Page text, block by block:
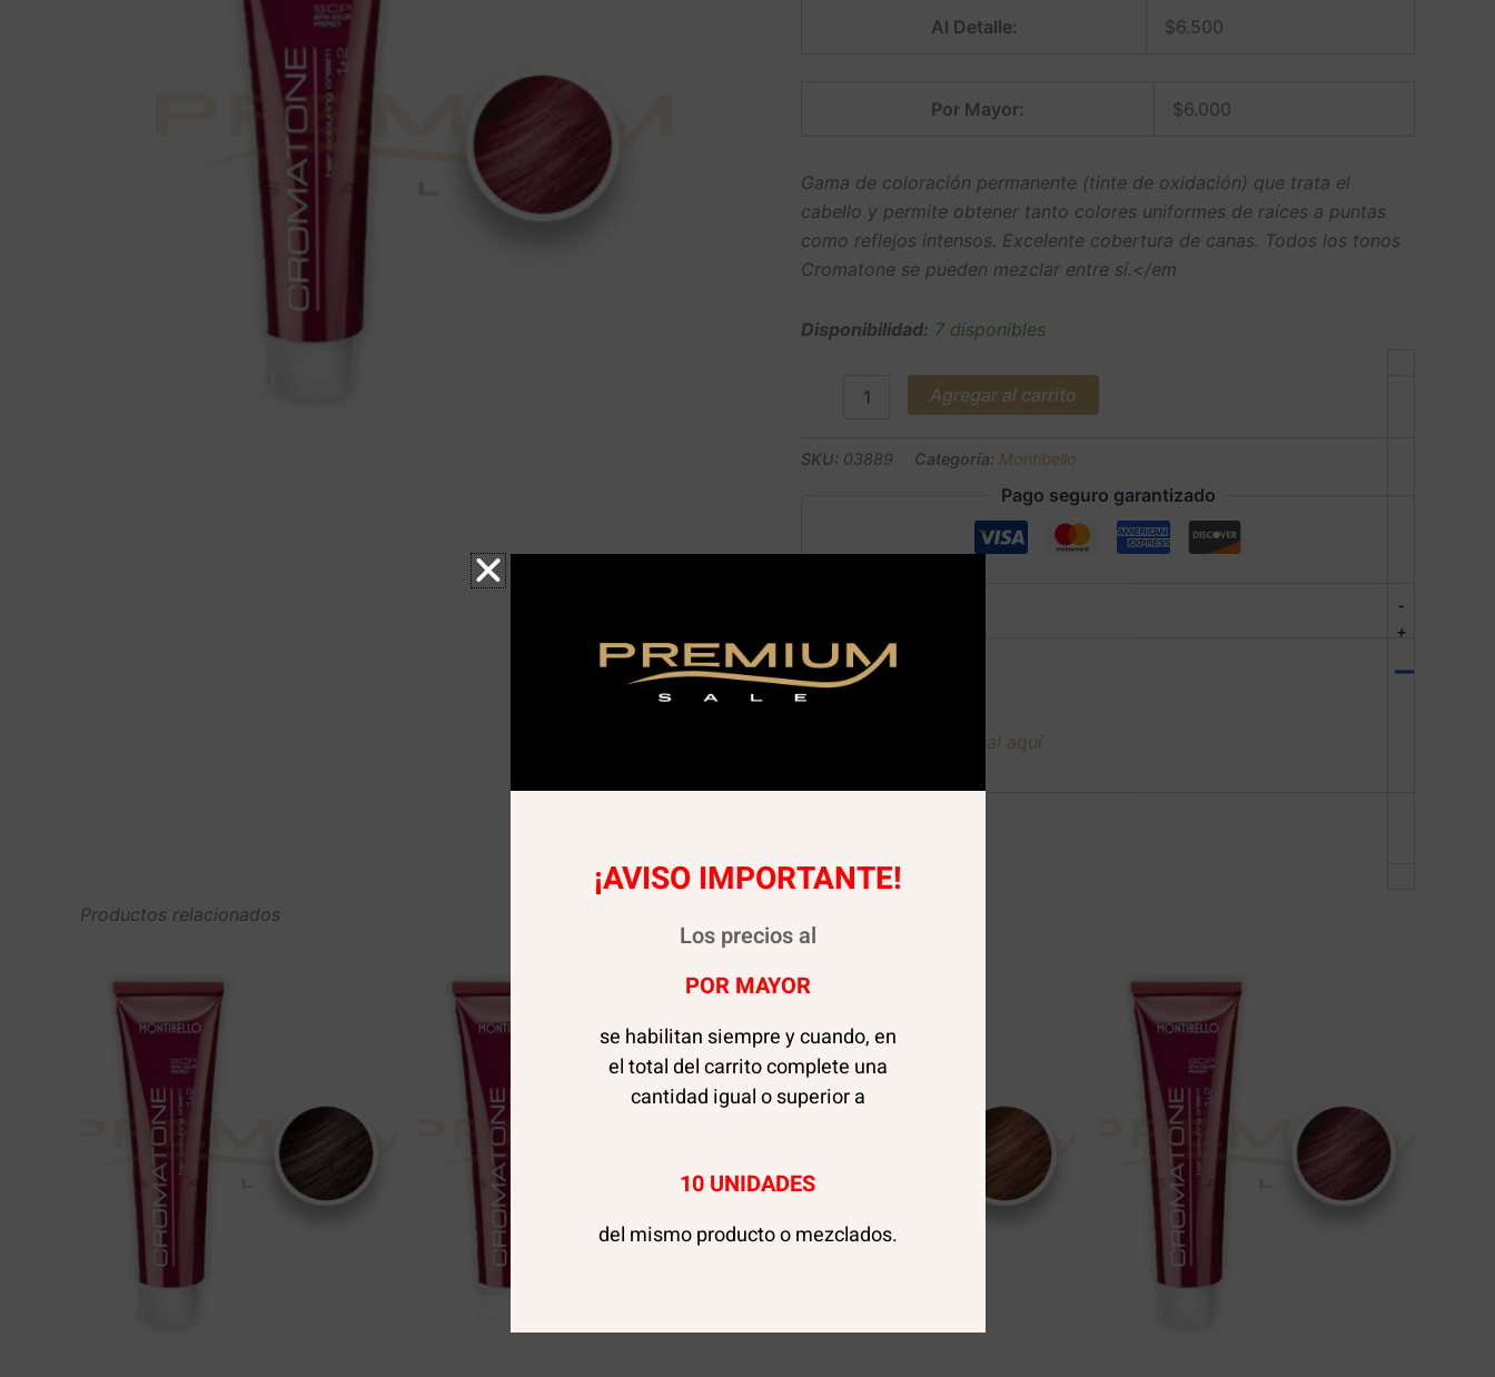
Al Detalle: $6.500
Por Mayor: $6.000
Gama de coloración permanente (tinte de oxidación) que trata el
cabello y permite obtener tanto colores uniformes de raíces a puntas
como reflejos intensos. Excelente cobertura de canas. Todos los tonos
Cromatone se pueden mezclar entre sí.</em
Disponibilidad: 7 disponibles
-
+
Agregar al carrito
SKU: 03889 Categoría: Montibello
Pago seguro garantizado
Descripción
Descargar Carta Digital aquí
Productos relacionados
¡AVISO IMPORTANTE!
Los precios al
POR MAYOR
se habilitan siempre y cuando, en
el total del carrito complete una
cantidad igual o superior a
10 UNIDADES
del mismo producto o mezclados.